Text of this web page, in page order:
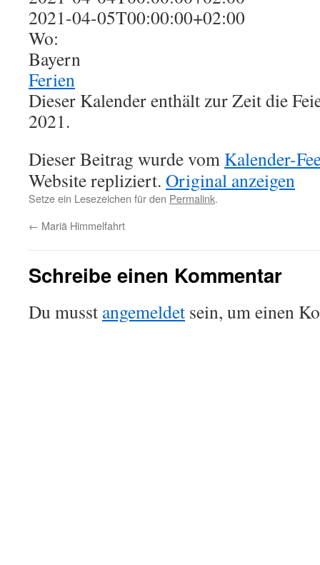
2021-04-05T00:00:00+02:00
Wo:
Bayern
Ferien
Dieser Kalender enthält zur Zeit die
2021.
Dieser Beitrag wurde vom Kalender-
Website repliziert. Original anzeigen
Setze ein Lesezeichen für den Permalink.
← Mariä Himmelfahrt
Schreibe einen Kommentar
Du musst angemeldet sein, um einen